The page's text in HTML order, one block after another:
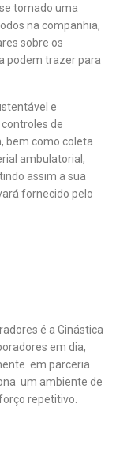
tornado uma
na companhia,
sobre os
podem trazer para
e
de
bem como coleta
ambulatorial,
assim a sua
fornecido pelo
é a Ginástica
em dia,
em parceria
um ambiente de
repetitivo.